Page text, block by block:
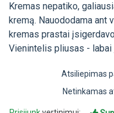
Kremas nepatiko,
kremą. Nauododama ant
kremas prastai
Vienintelis pliusas - labai
Atsiliepimas
Netinkamas